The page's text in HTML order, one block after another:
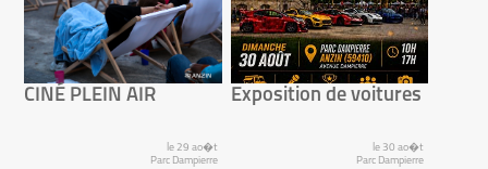
CINÉ PLEIN AIR
le 29 ao�t
Parc Dampierre
Exposition de voitures
le 30 ao�t
Parc Dampierre